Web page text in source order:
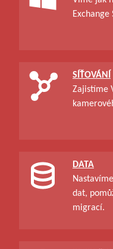
SÍŤOVÁNÍ
Zajistíme
DATA
dat,
migrací.